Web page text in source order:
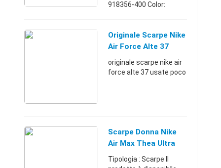
918356-400 Color:
con BOX Nike. Numero
42 sul pronto, altri n ...
Originale Scarpe Nike
Air Force Alte 37
originale scarpe nike air
force alte 37 usate poco
Scarpe Donna Nike
Air Max Thea Ultra
Flyknit W Nero
Tipologia : Scarpe Il